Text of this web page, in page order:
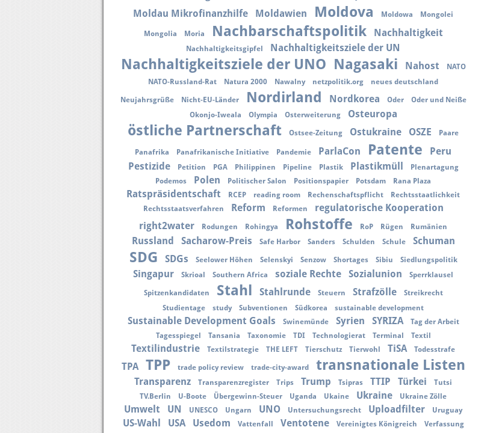
Moldau Mikrofinanzhilfe
Moldawien Moldova Moldowa Mongolei
Mongolia Moria Nachbarschaftspolitik Nachhaltigkeit
Nachhaltigkeitsgipfel Nachhaltigkeitsziele der UN
Nachhaltigkeitsziele der UNO Nagasaki Nahost
NATO
NATO-Russland-Rat
Natura 2000 Nawalny netzpolitik.org neues deutschland
Neujahrsgrüße Nicht-EU-Länder Nordirland Nordkorea Oder
Oder und Neiße
Okonjo-Iweala
Olympia Osterweiterung Osteuropa
östliche Partnerschaft Ostsee-Zeitung Ostukraine OSZE Paare
Panafrika Panafrikanische Initiative Pandemie ParlaCon Patente
Peru
Pestizide
Petition PGA Philippinen Pipeline Plastik Plastikmüll
Plenartagung
Podemos
Polen Politischer Salon Positionspapier Potsdam Rana Plaza
Ratspräsidentschaft RCEP reading room Rechenschaftspflicht
Rechtsstaatlichkeit
Rechtsstaatsverfahren
Reform Reformen
regulatorische Kooperation
right2water
Rodungen Rohingya Rohstoffe RoP Rügen Rumänien
Russland Sacharow-Preis Safe Harbor Sanders Schulden Schule Schuman
SDG SDGs Seelower Höhen Selenskyi Senzow Shortages Sibiu Siedlungspolitik
Singapur Skrioal Southern Africa soziale Rechte Sozialunion Sperrklausel
Spitzenkandidaten Stahl Stahlrunde Steuern Strafzölle
Streikrecht
Studientage
study Subventionen Südkorea sustainable development
Sustainable Development Goals Swinemünde Syrien SYRIZA
Tag der Arbeit
Tagesspiegel
Tansania Taxonomie TDI Technologierat Terminal Textil
Textilindustrie Textilstrategie THE LEFT Tierschutz Tierwohl TiSA Todesstrafe
TPA TPP trade policy review trade-city-award transnationale Listen
Transparenz Transparenzregister Trips Trump Tsipras TTIP Türkei
Tutsi
TV.Berlin
U-Boote Übergewinn-Steuer Uganda Ukaine Ukraine Ukraine Zölle
Umwelt UN UNESCO Ungarn UNO Untersuchungsrecht Uploadfilter Uruguay
US-Wahl USA Usedom Vattenfall Ventotene Vereinigtes Königreich
Verfassung